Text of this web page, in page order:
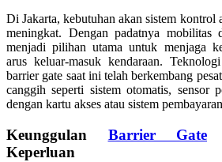
Di Jakarta, kebutuhan akan sistem kontrol
meningkat. Dengan padatnya
menjadi pilihan utama untuk menjaga
arus keluar-masuk kendaraan.
barrier gate saat ini telah berkembang
canggih seperti sistem otomatis, sensor
dengan kartu akses atau sistem
Keunggulan Barrier Gate
Keperluan